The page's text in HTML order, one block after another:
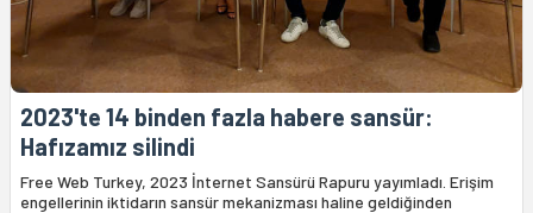
2023'te 14 binden fazla habere sansür:
Hafızamız silindi
Free Web Turkey, 2023 İnternet Sansürü Rapuru yayımladı. Erişim
engellerinin iktidarın sansür mekanizması haline geldiğinden